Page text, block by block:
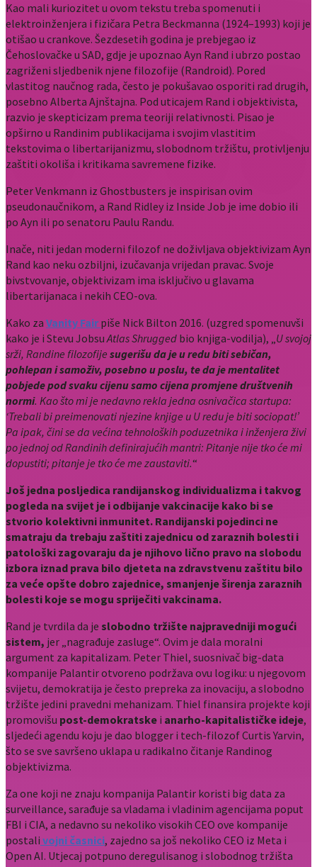
Kao mali kuriozitet u ovom tekstu treba spomenuti i
elektroinženjera i fizičara Petra Beckmanna (1924–1993) koji je
otišao u crankove. Šezdesetih godina je prebjegao iz
Čehoslovačke u SAD, gdje je upoznao Ayn Rand i ubrzo postao
zagriženi sljedbenik njene filozofije (Randroid). Pored
vlastitog naučnog rada, često je pokušavao osporiti rad drugih,
posebno Alberta Ajnštajna. Pod uticajem Rand i objektivista,
razvio je skepticizam prema teoriji relativnosti. Pisao je
opširno u Randinim publikacijama i svojim vlastitim
tekstovima o libertarijanizmu, slobodnom tržištu, protivljenju
zaštiti okoliša i kritikama savremene fizike.
Peter Venkmann iz Ghostbusters je inspirisan ovim
pseudonaučnikom, a Rand Ridley iz Inside Job je ime dobio ili
po Ayn ili po senatoru Paulu Randu.
Inače, niti jedan moderni filozof ne doživljava objektivizam Ayn
Rand kao neku ozbiljni, izučavanja vrijedan pravac. Svoje
bivstvovanje, objektivizam ima isključivo u glavama
libertarijanaca i nekih CEO-ova.
Kako za Vanity Fair piše Nick Bilton 2016. (uzgred spomenuvši
kako je i Stevu JobsuAtlas Shrugged bio knjiga-vodilja), „U svojoj
srži, Randine filozofije sugerišu da je u redu biti sebičan,
pohlepan i samoživ, posebno u poslu, te da je mentalitet
pobjede pod svaku cijenu samo cijena promjene društvenih
normi. Kao što mi je nedavno rekla jedna osnivačica startupa:
‘Trebali bi preimenovati njezine knjige u U redu je biti sociopat!’
Pa ipak, čini se da većina tehnoloških poduzetnika i inženjera živi
po jednoj od Randinih definirajućih mantri: Pitanje nije tko će mi
dopustiti; pitanje je tko će me zaustaviti.“
Još jedna posljedica randijanskog individualizma i takvog
pogleda na svijet je i odbijanje vakcinacije kako bi se
stvorio kolektivni inmunitet. Randijanski pojedinci ne
smatraju da trebaju zaštiti zajednicu od zaraznih bolesti i
patološki zagovaraju da je njihovo lično pravo na slobodu
izbora iznad prava bilo djeteta na zdravstvenu zaštitu bilo
za veće opšte dobro zajednice, smanjenje širenja zaraznih
bolesti koje se mogu spriječiti vakcinama.
Rand je tvrdila da je slobodno tržište najpravedniji mogući
sistem, jer „nagrađuje zasluge“. Ovim je dala moralni
argument za kapitalizam. Peter Thiel, suosnivač big-data
kompanije Palantir otvoreno podržava ovu logiku: u njegovom
svijetu, demokratija je često prepreka za inovaciju, a slobodno
tržište jedini pravedni mehanizam. Thiel finansira projekte koji
promovišu post-demokratske i anarho-kapitalističke ideje,
sljedeći agendu koju je dao blogger i tech-filozof Curtis Yarvin,
što se sve savršeno uklapa u radikalno čitanje Randinog
objektivizma.
Za one koji ne znaju kompanija Palantir koristi big data za
surveillance, sarađuje sa vladama i vladinim agencijama poput
FBI i CIA, a nedavno su nekoliko visokih CEO ove kompanije
postali vojni časnici, zajedno sa još nekoliko CEO iz Meta i
Open AI. Utjecaj potpuno deregulisanog i slobodnog tržišta